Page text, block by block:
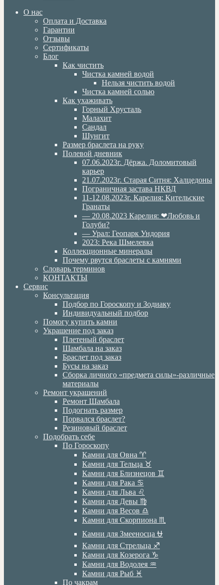
О нас
Оплата и Доставка
Гарантии
Отзывы
Сертификаты
Блог
Как чистить
Чистка камней водой
Нельзя чистить водой
Чистка камней солью
Как ухаживать
Горный Хрусталь
Малахит
Сандал
Шунгит
Размер браслета на руку
Полевой дневник
07.06.2023г. Дёржа. Доломитовый
карьер
21.07.2023г. Старая Ситня: Халцедоны
Пограничная застава НКВД
11-12.08.2023г. Карелия: Кительские
Гранаты
— 20.08.2023 Карелия: ❤Любовь и
Голуби?
— Урал: Геопарк Ундория
2023: Река Шмелевка
Коллекционные минералы
Почему рвутся браслеты с камнями
Словарь терминов
КОНТАКТЫ
Сервис
Консультация
Подбор по Гороскопу и Зодиаку
Индивидуальный подбор
Помогу купить камни
Украшение под заказ
Плетеный браслет
Шамбала на заказ
Браслет под заказ
Бусы на заказ
Сборка личного «предмета силы»-различные
материалы
Ремонт украшений
Ремонт Шамбала
Подогнать размер
Порвался браслет?
Резиновый браслет
Подобрать себе
По Гороскопу
Камни для Овна ♈️
Камни для Тельца ♉️
Камни для Близнецов ♊️
Камни для Рака ♋️
Камни для Льва ♌️
Камни для Девы ♍️
Камни для Весов ♎️
Камни для Скорпиона ♏️
Камни для Змееносца ⛎
Камни для Стрельца ♐️
Камни для Козерога ♑️
Камни для Водолея ♒️
Камни для Рыб ♓️
По чакрам